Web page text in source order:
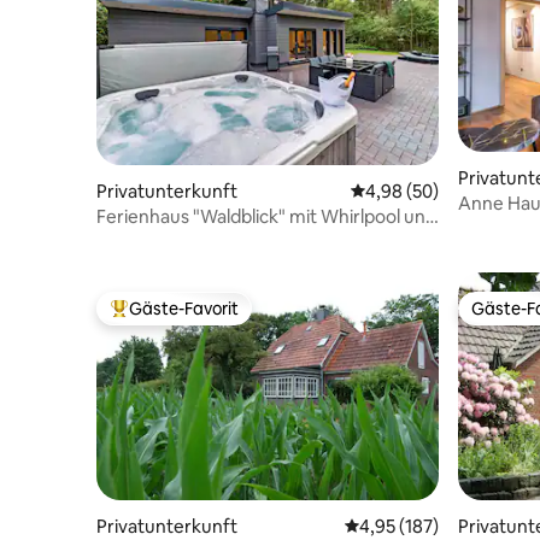
Privatunterkunft Durchschnittliche
4,98 (50)
Ferienhaus "Waldblick" mit Whirlpool und
Anne
Beliebter Gäste-Favorit.
Gäste-Favorit
Privatunterkunft Durchschnittliche
4,95 (187)
Gäste-
Gäste-